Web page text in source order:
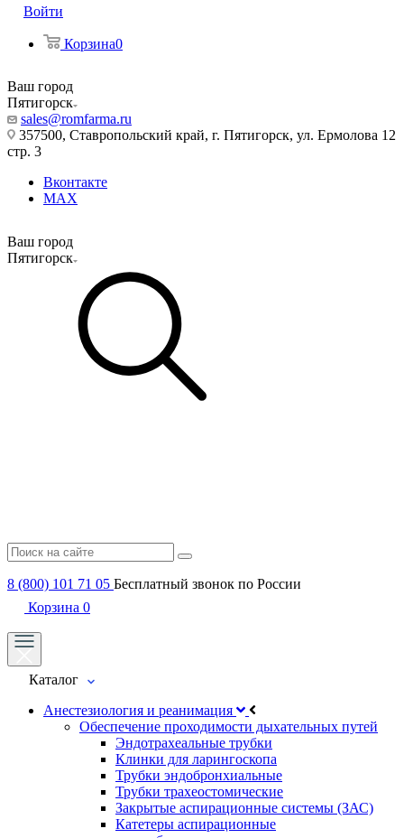
Войти
Корзина0
Ваш город
Пятигорск
sales@romfarma.ru
357500, Ставропольский край, г. Пятигорск, ул. Ермолова 12
стр. 3
Вконтакте
MAX
Ваш город
Пятигорск
8 (800) 101 71 05 Бесплатный звонок по России
Корзина 0
Каталог
Анестезиология и реанимация
Обеспечение проходимости дыхательных путей
Эндотрахеальные трубки
Клинки для ларингоскопа
Трубки эндобронхиальные
Трубки трахеостомические
Закрытые аспирационные системы (ЗАС)
Катетеры аспирационные